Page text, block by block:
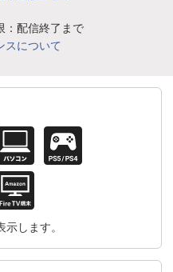
：配信終了まで
スについて
します。